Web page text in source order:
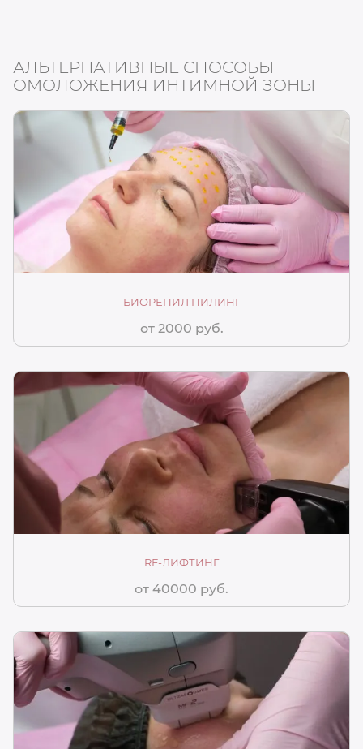
АЛЬТЕРНАТИВНЫЕ СПОСОБЫ
ОМОЛОЖЕНИЯ ИНТИМНОЙ ЗОНЫ
БИОРЕПИЛ ПИЛИНГ
от 2000 руб.
RF-ЛИФТИНГ
от 40000 руб.